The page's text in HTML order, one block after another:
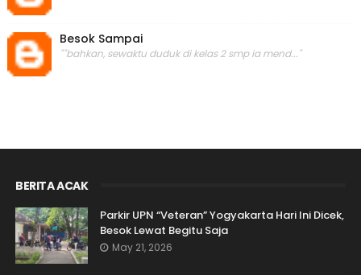
Besok Sampai
""bahkan, sewaktu duduk di kelas 2 smp ia mend..."
BERITA ACAK
Parkir UPN “Veteran” Yogyakarta Hari Ini Dicek,
Besok Lewat Begitu Saja
May 21, 2026